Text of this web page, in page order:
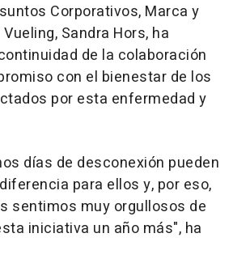
Corporativos, Marca y
Sandra Hors, ha
de la colaboración
con el bienestar de los
por esta enfermedad y
días de desconexión pueden
para ellos y, por eso,
sentimos muy orgullosos de
iniciativa un año más", ha